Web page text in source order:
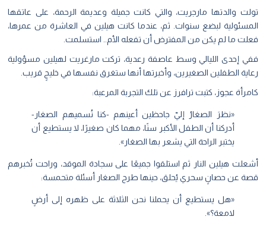
تولت والدتها مارجريت، والتي كانت جميلة وعديمة الرحمة،
على عاتقها
المسئولية لبضع سنوات. ثم، عندما كانت هيلين في العاشرة من عمرها،
فعلت ما لم يكن من المفترض أن تفعله الأم.. استسلمت.
ففي إحدى الليالي وسط عاصفة رعدية، تركت مارغريت لهيلين مسؤولية
رعاية الطفلين الصغيرين، وأخبرتها أنها ستغرق نفسها في خليجٍ قريب.
كامرأة عجوز، كتبت ترافرز عن تلك التجربة المرعبة:
«نظرَ الصغارُ إليّ جاحظين أعينهم -كنا نُسميهم الصغار-
أدركنا أن الطفل الأكبر سنًا، مهما كان صغيرًا، لا يستطيع أن
يختبر الراحة التي يشعر بها الصغار».
أشعلت هيلين النار ثم استلقوا جميعًا على سجادة الموقد، وراحت تُخبرهم
قصة عن حصانٍ سحري يُحلق، حينها طرح الصغار أسئلة متحمسة:
«هل يستطيع أن يحملنا نحن الثلاثة على ظهره إلى أرضٍ
لامعة؟».